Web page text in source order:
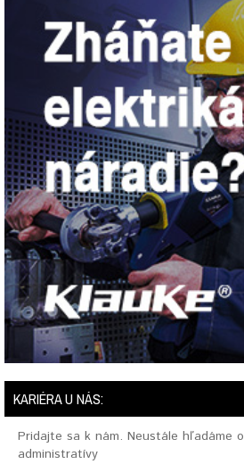
KARIÉRA U NÁS:
Pridajte sa k nám. Neustále hľadáme
administratívy